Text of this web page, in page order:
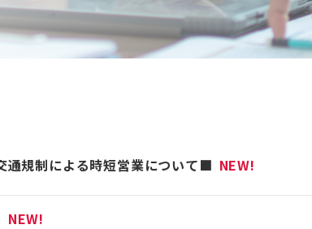
規制による時短営業について■ NEW!
NEW!